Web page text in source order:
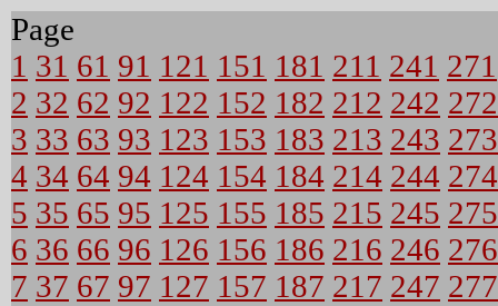
Page
1 31 61 91 121 151 181 211 241 271
2 32 62 92 122 152 182 212 242 272
3 33 63 93 123 153 183 213 243 273
4 34 64 94 124 154 184 214 244 274
5 35 65 95 125 155 185 215 245 275
6 36 66 96 126 156 186 216 246 276
7 37 67 97 127 157 187 217 247 277